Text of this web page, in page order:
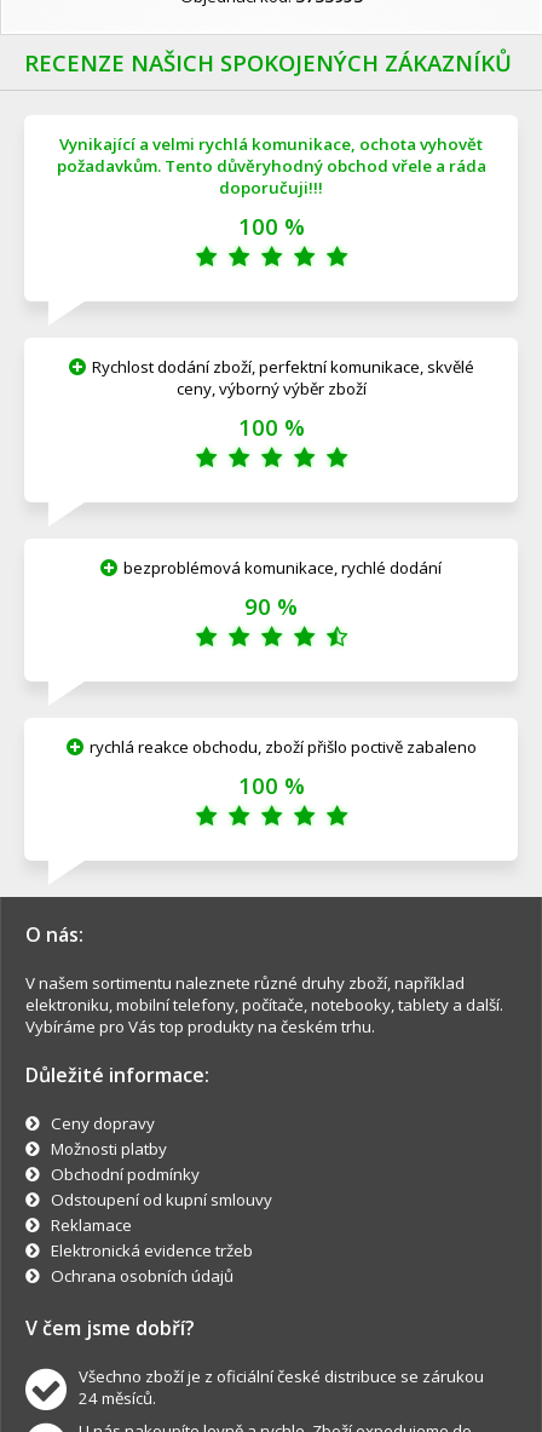
RECENZE NAŠICH SPOKOJENÝCH ZÁKAZNÍKŮ
Vynikající a velmi rychlá komunikace, ochota vyhovět
požadavkům. Tento důvěryhodný obchod vřele a ráda
doporučuji!!!
100 %
Rychlost dodání zboží, perfektní komunikace, skvělé
ceny, výborný výběr zboží
100 %
bezproblémová komunikace, rychlé dodání
90 %
rychlá reakce obchodu, zboží přišlo poctivě zabaleno
100 %
O nás:
V našem sortimentu naleznete různé druhy zboží, například
elektroniku, mobilní telefony, počítače, notebooky, tablety a další.
Vybíráme pro Vás top produkty na českém trhu.
Důležité informace:
Ceny dopravy
Možnosti platby
Obchodní podmínky
Odstoupení od kupní smlouvy
Reklamace
Elektronická evidence tržeb
Ochrana osobních údajů
V čem jsme dobří?
Všechno zboží je z oficiální české distribuce se zárukou
24 měsíců.